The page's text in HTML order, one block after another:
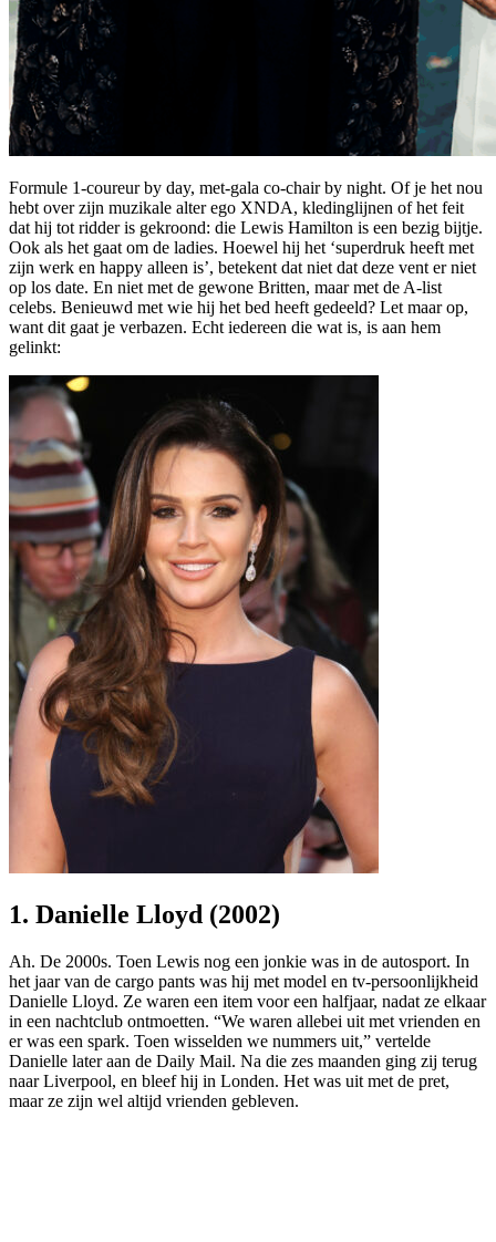
Formule 1-coureur by day, met-gala co-chair by night. Of je het nou
hebt over zijn muzikale alter ego XNDA, kledinglijnen of het feit
dat hij tot ridder is gekroond: die Lewis Hamilton is een bezig bijtje.
Ook als het gaat om de ladies. Hoewel hij het ‘superdruk heeft met
zijn werk en happy alleen is’, betekent dat niet dat deze vent er niet
op los date. En niet met de gewone Britten, maar met de A-list
celebs. Benieuwd met wie hij het bed heeft gedeeld? Let maar op,
want dit gaat je verbazen. Echt iedereen die wat is, is aan hem
gelinkt:
1. Danielle Lloyd (2002)
Ah. De 2000s. Toen Lewis nog een jonkie was in de autosport. In
het jaar van de cargo pants was hij met model en tv-persoonlijkheid
Danielle Lloyd. Ze waren een item voor een halfjaar, nadat ze elkaar
in een nachtclub ontmoetten. “We waren allebei uit met vrienden en
er was een spark. Toen wisselden we nummers uit,” vertelde
Danielle later aan de Daily Mail. Na die zes maanden ging zij terug
naar Liverpool, en bleef hij in Londen. Het was uit met de pret,
maar ze zijn wel altijd vrienden gebleven.